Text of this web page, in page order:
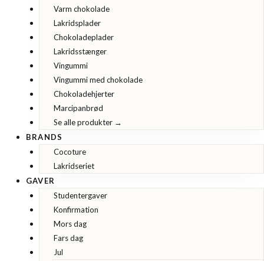
Varm chokolade
Lakridsplader
Chokoladeplader
Lakridsstænger
Vingummi
Vingummi med chokolade
Chokoladehjerter
Marcipanbrød
Se alle produkter →
BRANDS
Cocoture
Lakridseriet
GAVER
Studentergaver
Konfirmation
Mors dag
Fars dag
Jul